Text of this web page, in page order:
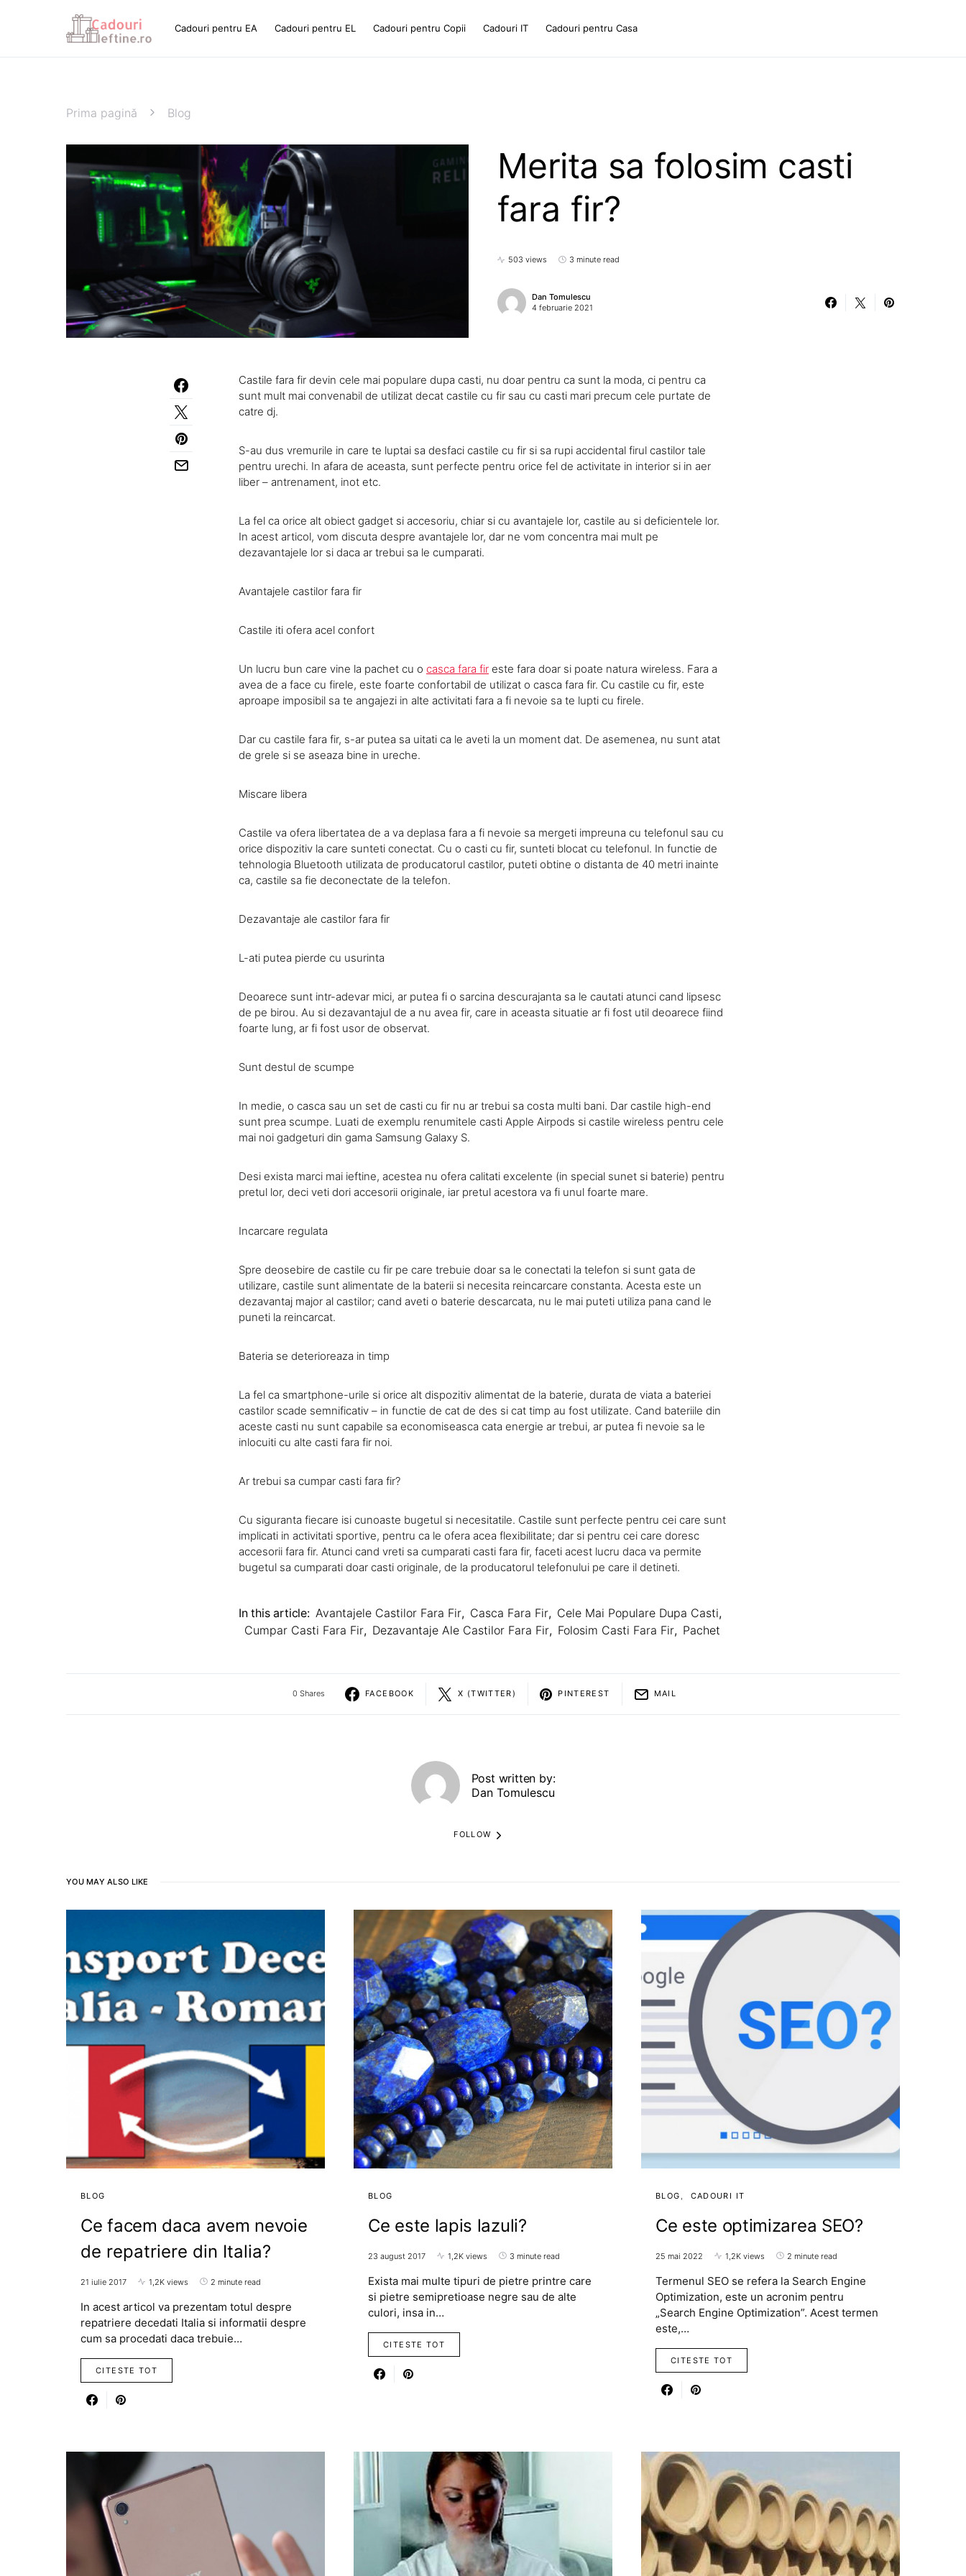
Cadouri pentru EA Cadouri pentru EL Cadouri pentru Copii Cadouri IT Cadouri pentru Casa
Prima pagină Blog
Merita sa folosim casti
fara fir?
503 views 3 minute read
Dan Tomulescu
4 februarie 2021
Castile fara fir devin cele mai populare dupa casti, nu doar pentru ca sunt la moda, ci pentru ca
sunt mult mai convenabil de utilizat decat castile cu fir sau cu casti mari precum cele purtate de
catre dj.
S-au dus vremurile in care te luptai sa desfaci castile cu fir si sa rupi accidental firul castilor tale
pentru urechi. In afara de aceasta, sunt perfecte pentru orice fel de activitate in interior si in aer
liber – antrenament, inot etc.
La fel ca orice alt obiect gadget si accesoriu, chiar si cu avantajele lor, castile au si deficientele lor.
In acest articol, vom discuta despre avantajele lor, dar ne vom concentra mai mult pe
dezavantajele lor si daca ar trebui sa le cumparati.
Avantajele castilor fara fir
Castile iti ofera acel confort
Un lucru bun care vine la pachet cu o casca fara fir este fara doar si poate natura wireless. Fara a
avea de a face cu firele, este foarte confortabil de utilizat o casca fara fir. Cu castile cu fir, este
aproape imposibil sa te angajezi in alte activitati fara a fi nevoie sa te lupti cu firele.
Dar cu castile fara fir, s-ar putea sa uitati ca le aveti la un moment dat. De asemenea, nu sunt atat
de grele si se aseaza bine in ureche.
Miscare libera
Castile va ofera libertatea de a va deplasa fara a fi nevoie sa mergeti impreuna cu telefonul sau cu
orice dispozitiv la care sunteti conectat. Cu o casti cu fir, sunteti blocat cu telefonul. In functie de
tehnologia Bluetooth utilizata de producatorul castilor, puteti obtine o distanta de 40 metri inainte
ca, castile sa fie deconectate de la telefon.
Dezavantaje ale castilor fara fir
L-ati putea pierde cu usurinta
Deoarece sunt intr-adevar mici, ar putea fi o sarcina descurajanta sa le cautati atunci cand lipsesc
de pe birou. Au si dezavantajul de a nu avea fir, care in aceasta situatie ar fi fost util deoarece fiind
foarte lung, ar fi fost usor de observat.
Sunt destul de scumpe
In medie, o casca sau un set de casti cu fir nu ar trebui sa costa multi bani. Dar castile high-end
sunt prea scumpe. Luati de exemplu renumitele casti Apple Airpods si castile wireless pentru cele
mai noi gadgeturi din gama Samsung Galaxy S.
Desi exista marci mai ieftine, acestea nu ofera calitati excelente (in special sunet si baterie) pentru
pretul lor, deci veti dori accesorii originale, iar pretul acestora va fi unul foarte mare.
Incarcare regulata
Spre deosebire de castile cu fir pe care trebuie doar sa le conectati la telefon si sunt gata de
utilizare, castile sunt alimentate de la baterii si necesita reincarcare constanta. Acesta este un
dezavantaj major al castilor; cand aveti o baterie descarcata, nu le mai puteti utiliza pana cand le
puneti la reincarcat.
Bateria se deterioreaza in timp
La fel ca smartphone-urile si orice alt dispozitiv alimentat de la baterie, durata de viata a bateriei
castilor scade semnificativ – in functie de cat de des si cat timp au fost utilizate. Cand bateriile din
aceste casti nu sunt capabile sa economiseasca cata energie ar trebui, ar putea fi nevoie sa le
inlocuiti cu alte casti fara fir noi.
Ar trebui sa cumpar casti fara fir?
Cu siguranta fiecare isi cunoaste bugetul si necesitatile. Castile sunt perfecte pentru cei care sunt
implicati in activitati sportive, pentru ca le ofera acea flexibilitate; dar si pentru cei care doresc
accesorii fara fir. Atunci cand vreti sa cumparati casti fara fir, faceti acest lucru daca va permite
bugetul sa cumparati doar casti originale, de la producatorul telefonului pe care il detineti.
In this article: Avantajele Castilor Fara Fir, Casca Fara Fir, Cele Mai Populare Dupa Casti,
Cumpar Casti Fara Fir, Dezavantaje Ale Castilor Fara Fir, Folosim Casti Fara Fir, Pachet
0 Shares FACEBOOK X (TWITTER) PINTEREST MAIL
Post written by:
Dan Tomulescu
FOLLOW
YOU MAY ALSO LIKE
BLOG
Ce facem daca avem nevoie
de repatriere din Italia?
21 iulie 2017 1,2K views 2 minute read
In acest articol va prezentam totul despre
repatriere decedati Italia si informatii despre
cum sa procedati daca trebuie…
CITESTE TOT
BLOG
Ce este lapis lazuli?
23 august 2017 1,2K views 3 minute read
Exista mai multe tipuri de pietre printre care
si pietre semipretioase negre sau de alte
culori, insa in…
CITESTE TOT
BLOG CADOURI IT
Ce este optimizarea SEO?
25 mai 2022 1,2K views 2 minute read
Termenul SEO se refera la Search Engine
Optimization, este un acronim pentru
„Search Engine Optimization”. Acest termen
este,…
CITESTE TOT